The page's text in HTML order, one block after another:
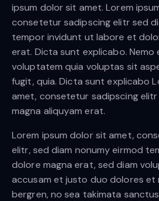
ipsum dolor sit amet. Lorem
consetetur sadipscing elitr sed
tempor invidunt ut labore et
erat. Dicta sunt explicabo. Nemo
voluptatem quia voluptas sit
fugit, quia. Dicta sunt explicabo
amet, consetetur sadipscing
magna aliquyam erat.
Lorem ipsum dolor sit amet,
elitr, sed diam nonumy eirmod
dolore magna erat, sed diam
accusam et justo duo dolores et
bergren, no sea takimata